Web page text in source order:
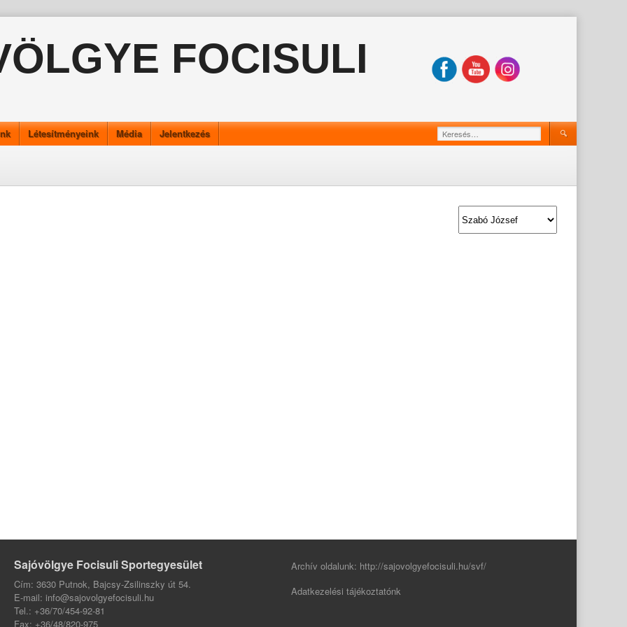
FOCISULI
Létesítményeink Média Jelentkezés Keresés:
Sajóvölgye Focisuli Sportegyesület
Cím: 3630 Putnok, Bajcsy-Zsilinszky út 54.
E-mail: info@sajovolgyefocisuli.hu
Tel.: +36/70/454-92-81
Fax: +36/48/820-975
Archív oldalunk: http://sajovolgyefocisuli.hu/svf/
Adatkezelési tájékoztatónk